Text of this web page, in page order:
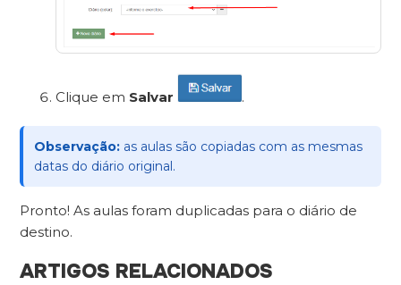
Clique em Salvar .
Observação: as aulas são copiadas com as mesmas
datas do diário original.
Pronto! As aulas foram duplicadas para o diário de
destino.
ARTIGOS RELACIONADOS